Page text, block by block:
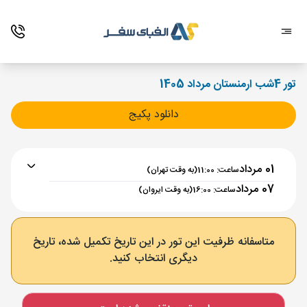
تور 4شب ارمنستان مرداد 1405
دانلود پکیج
01 مرداد ساعت: 11:00 (به وقت تهران)
07 مرداد ساعت: 16:00 (به وقت ایروان)
برنامه رفت :
فرودگاه بین‌المللی امام خمینی IKA
ایروان , فرودگاه بین‌المللی زوارتنوتس EVN
متاسفانه ظرفیت این تور در این تاریخ تکمیل شده، تاریخ
دیگری انتخاب کنید.